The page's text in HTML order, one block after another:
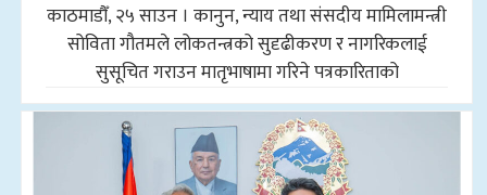
काठमाडौँ, २५ साउन । कानुन, न्याय तथा संसदीय मामिलामन्त्री
सोविता गौतमले लोकतन्त्रको सुदृढीकरण र नागरिकलाई
सुसूचित गराउन मातृभाषामा गरिने पत्रकारिताको